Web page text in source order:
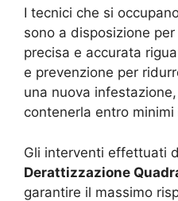
I tecnici che si
sono a disposizione
precisa e accurata
e prevenzione per
una nuova
contenerla entro minimi
Gli interventi effettuati
Derattizzazione
garantire il massimo